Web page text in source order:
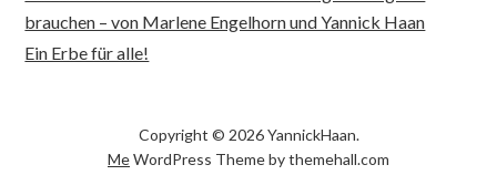
brauchen – von Marlene Engelhorn und Yannick Haan
Ein Erbe für alle!
Copyright © 2026 YannickHaan.
MeWordPress Theme by themehall.com